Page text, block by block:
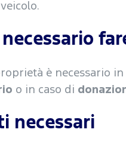
è necessario in
o in caso di
necessari